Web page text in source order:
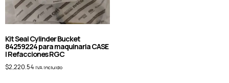
Kit Seal Cylinder Bucket
84259224 para maquinaria CASE
| Refacciones RGC
$2,220.54 IVA Incluido